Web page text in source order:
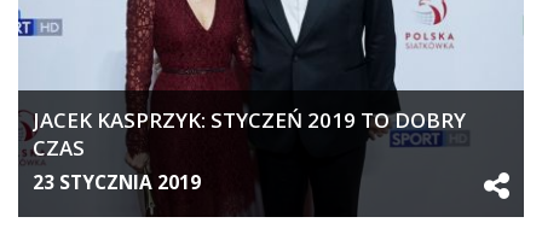
JACEK KASPRZYK: STYCZEŃ 2019 TO DOBRY
CZAS
23 STYCZNIA 2019